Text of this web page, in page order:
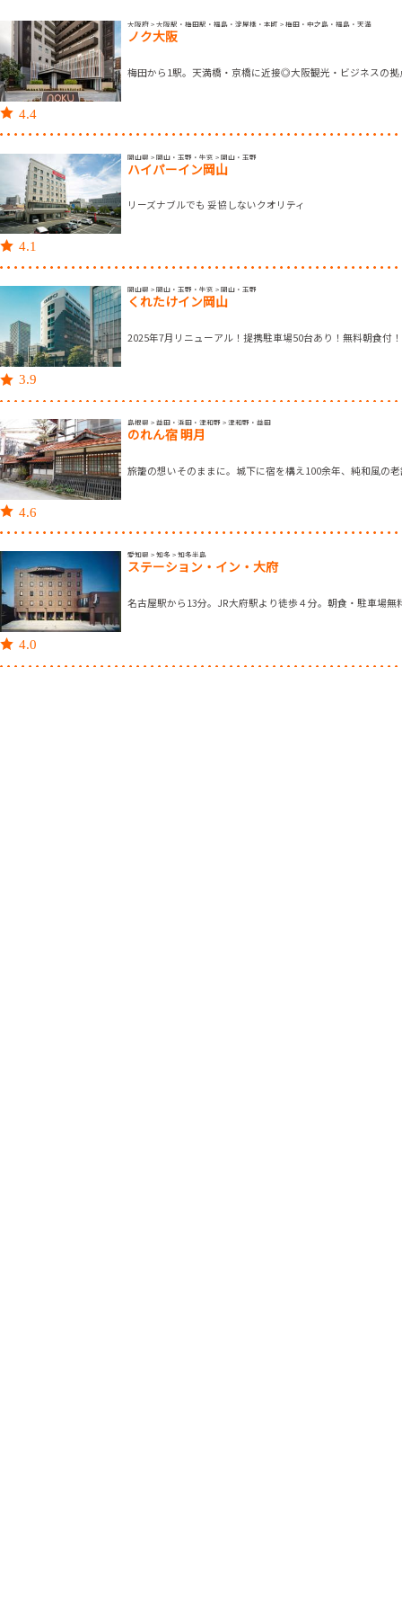
4.4
大阪府 > 大阪駅・梅田駅・福島・淀屋橋・本町 > 梅田・中之島・福島・天満
ノク大阪
梅田から1駅。天満橋・京橋に近接◎大阪観光・ビジネスの拠
4.1
岡山県 > 岡山・玉野・牛窓 > 岡山・玉野
ハイパーイン岡山
リーズナブルでも 妥協しないクオリティ
3.9
岡山県 > 岡山・玉野・牛窓 > 岡山・玉野
くれたけイン岡山
2025年7月リニューアル！提携駐車場50台あり！無料朝食付！
4.6
島根県 > 益田・浜田・津和野 > 津和野・益田
のれん宿 明月
旅籠の想いそのままに。城下に宿を構え100余年、純和風の
4.0
愛知県 > 知多 > 知多半島
ステーション・イン・大府
名古屋駅から13分。JR大府駅より徒歩４分。朝食・駐車場無